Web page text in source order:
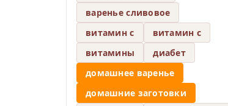
варенье сливовое
витамин c
витамин с
витамины
диабет
домашнее варенье
домашние заготовки